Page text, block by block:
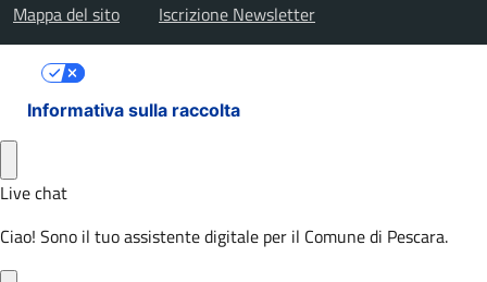
Mappa del sito Iscrizione Newsletter
Informativa sulla raccolta
Le tue preferenze relative alla privacy